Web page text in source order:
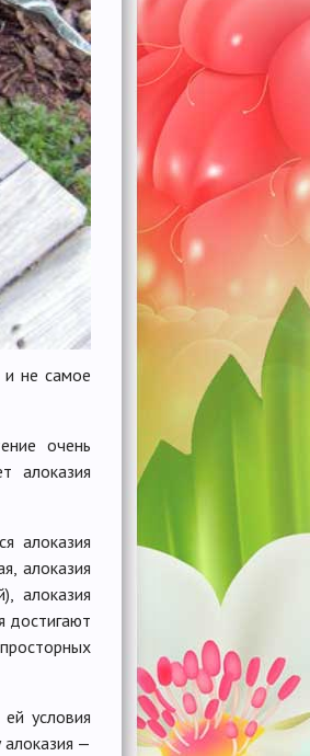
и не самое
очень
алоказия
алоказия
алоказия
алоказия
достигают
условия
алоказия —